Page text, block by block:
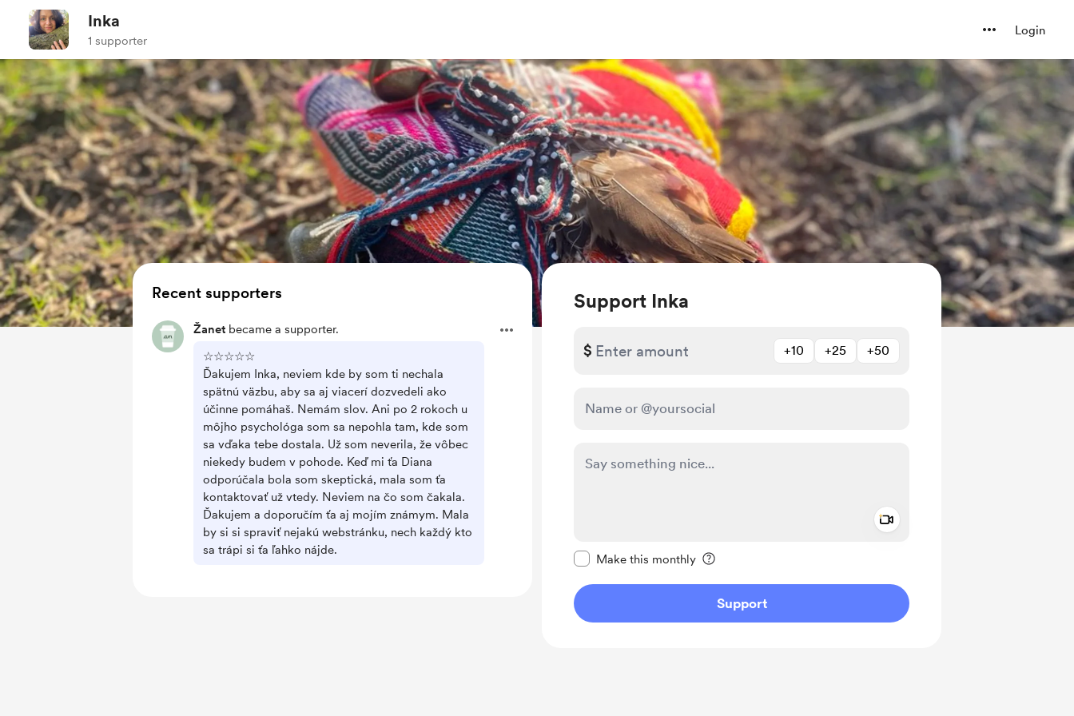
Inka
1 supporter
Login
Support Inka
$ +10 +25 +50
Make this monthly
Support
Recent supporters
Žanet became a supporter.
☆☆☆☆☆
Ďakujem Inka, neviem kde by som ti nechala
spätnú väzbu, aby sa aj viacerí dozvedeli ako
účinne pomáhaš. Nemám slov. Ani po 2 rokoch u
môjho psychológa som sa nepohla tam, kde som
sa vďaka tebe dostala. Už som neverila, že vôbec
niekedy budem v pohode. Keď mi ťa Diana
odporúčala bola som skeptická, mala som ťa
kontaktovať už vtedy. Neviem na čo som čakala.
Ďakujem a doporučím ťa aj mojím známym. Mala
by si si spraviť nejakú webstránku, nech každý kto
sa trápi si ťa ľahko nájde.